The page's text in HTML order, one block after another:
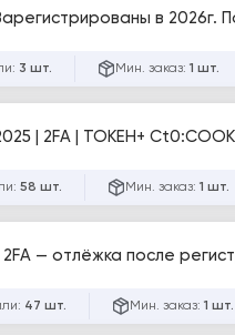
в 2026г.
3 шт. Мин. заказ: 1 шт.
| 2FA | ТОКЕН+
58 шт. Мин. заказ: 1 шт.
— отлёжка после
47 шт. Мин. заказ: 1 шт.